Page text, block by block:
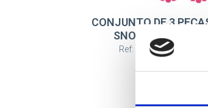
CONJUNTO DE 3
SNOOD BARBIE
Ref: 2200010253